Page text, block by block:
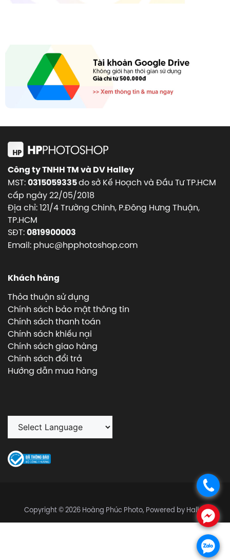
.
.
.
Công ty TNHH TM và DV Halley
MST:0315059335do sở Kế Hoạch và Đầu Tư TP.HCM
cấp ngày 22/05/2018
Địa chỉ: 121/4 Trường Chinh, P.Đông Hưng Thuận,
TP.HCM
SĐT:0819900003
Email: phuc@hpphotoshop.com
Khách hàng
Thỏa thuận sử dụng
Chính sách bảo mật thông tin
Chính sách thanh toán
Chính sách khiếu nại
Chính sách giao hàng
Chính sách đổi trả
Hướng dẫn mua hàng
Copyright © 2026 Hoàng Phúc Photo, Powered by Halley